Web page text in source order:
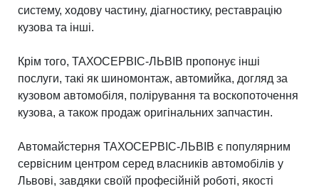
систему, ходову частину, діагностику, реставрацію
кузова та інші.
Крім того, ТАХОСЕРВІС-ЛЬВІВ пропонує інші
послуги, такі як шиномонтаж, автомийка, догляд за
кузовом автомобіля, полірування та воскопоточення
кузова, а також продаж оригінальних запчастин.
Автомайстерня ТАХОСЕРВІС-ЛЬВІВ є популярним
сервісним центром серед власників автомобілів у
Львові, завдяки своїй професійній роботі, якості